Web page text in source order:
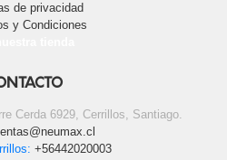
de privacidad
y Condiciones
Cerda 6929, Cerrillos, Santiago.
+56442020003